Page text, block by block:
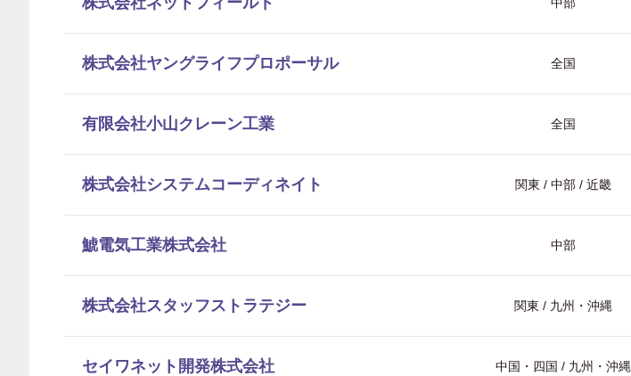
株式会社ヤングライフプロポーサル 全国
有限会社小山クレーン工業 全国
株式会社システムコーディネイト 関東 / 中部 / 近畿
鯱電気工業株式会社 中部
株式会社スタッフストラテジー 関東 / 九州・沖縄
セイワネット開発株式会社 中国・四国 / 九州・沖縄